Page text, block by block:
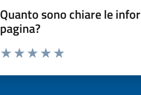
Quanto sono chiare le
pagina?
Valuta da 1 a 5 stelle la pagina